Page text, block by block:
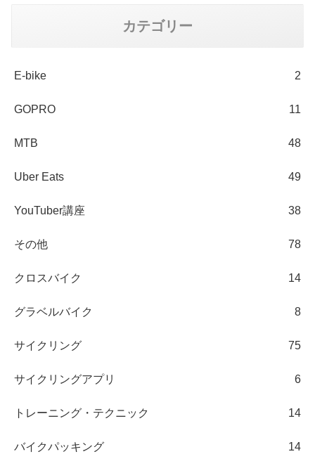
カテゴリー
E-bike 2
GOPRO 11
MTB 48
Uber Eats 49
YouTuber講座 38
その他 78
クロスバイク 14
グラベルバイク 8
サイクリング 75
サイクリングアプリ 6
トレーニング・テクニック 14
バイクパッキング 14